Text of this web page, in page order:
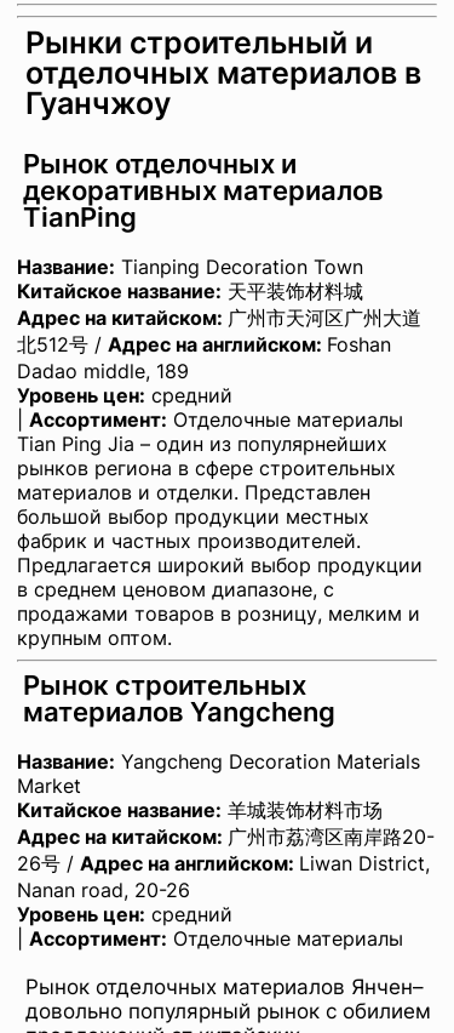
Рынки строительный и
отделочных материалов в
Гуанчжоу
Рынок отделочных и
декоративных материалов
TianPing
Название: Tianping Decoration Town
Китайское название: 天平装饰材料城
Адрес на китайском: 广州市天河区广州大道
北512号 / Адрес на английском: Foshan
Dadao middle, 189
Уровень цен: средний
Ассортимент: Отделочные материалы
Tian Ping Jia – один из популярнейших
рынков региона в сфере строительных
материалов и отделки. Представлен
большой выбор продукции местных
фабрик и частных производителей.
Предлагается широкий выбор продукции
в среднем ценовом диапазоне, с
продажами товаров в розницу, мелким и
крупным оптом.
Рынок строительных
материалов Yangcheng
Название: Yangcheng Decoration Materials
Market
Китайское название: 羊城装饰材料市场
Адрес на китайском: 广州市荔湾区南岸路20-
26号 / Адрес на английском: Liwan District,
Nanan road, 20-26
Уровень цен: средний
Ассортимент: Отделочные материалы
Рынок отделочных материалов Янчен–
довольно популярный рынок с обилием